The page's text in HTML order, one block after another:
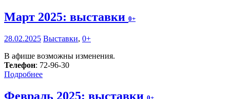
Март 2025: выставки 0+
28.02.2025 Выставки, 0+
В афише возможны изменения.
Телефон: 72-96-30
Подробнее
Февраль 2025: выставки 0+